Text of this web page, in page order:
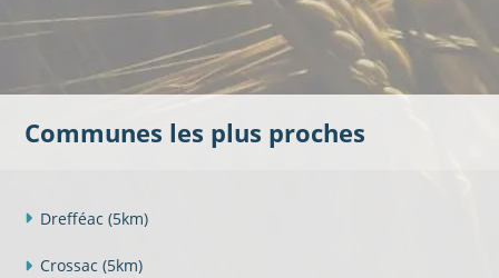
Communes les plus proches
Drefféac (5km)
Crossac (5km)